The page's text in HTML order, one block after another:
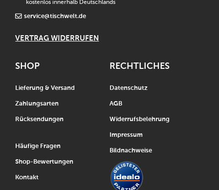
kostenlos innerhalb Deutschlands
service@tischwelt.de
VERTRAG WIDERRUFEN
SHOP
Lieferung & Versand
Zahlungsarten
Rücksendungen
Häufige Fragen
Shop-Bewertungen
Kontakt
RECHTLICHES
Datenschutz
AGB
Widerrufsbelehrung
Impressum
Bildnachweise